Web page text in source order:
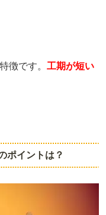
徴です。 工期が短い
ポイントは？